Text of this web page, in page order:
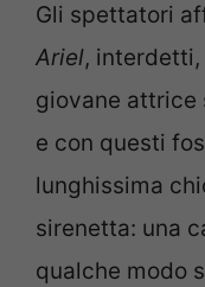
Gli spettatori
Ariel,
giovane attrice
e con questi
lunghissima
sirenetta: una
qualche modo